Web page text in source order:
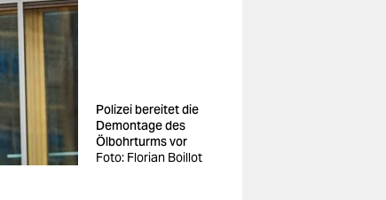
Polizei bereitet die
Demontage des
Ölbohrturms vor
Foto: Florian Boillot